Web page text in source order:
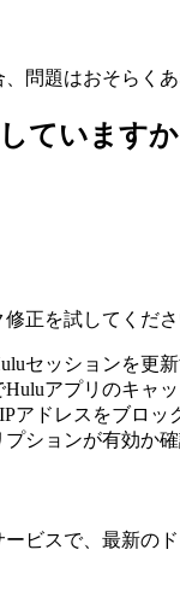
問題はおそらく
ていますか
正を試してくだ
セッションを更
アプリのキャ
アドレスをブロッ
プションが有効か
ビスで、最新の